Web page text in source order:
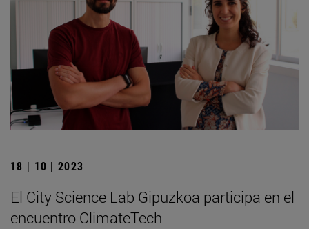
18 | 10 | 2023
El City Science Lab Gipuzkoa participa en el
encuentro ClimateTech